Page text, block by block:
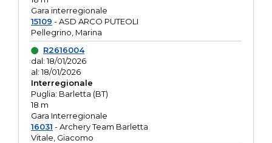
Gara interregionale
15109 - ASD ARCO PUTEOLI
Pellegrino, Marina
R2616004
dal: 18/01/2026
al: 18/01/2026
Interregionale
Puglia: Barletta (BT)
18 m
Gara Interregionale
16031 - Archery Team Barletta
Vitale, Giacomo